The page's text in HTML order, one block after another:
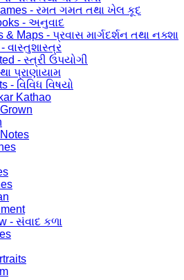
- રમત ગમત તથા ખેલ કૂદ
- અનુવાદ
& Maps - પ્રવાસ માર્ગદર્શન તથા નક્શા
વાસ્તુશાસ્ત્ર
- સ્ત્રી ઉપયોગી
પ્રાણાયામ
- વિવિધ વિષયો
Kathao
- સંવાદ કળા